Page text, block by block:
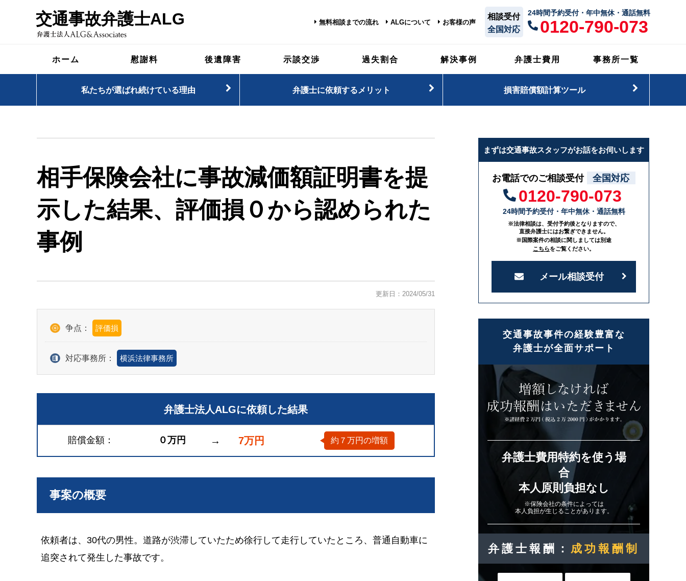
交通事故弁護士ALG 無料相談までの流れ ALGについて お客様の声
相談受付
全国対応
24時間予約受付・年中無休・通話無料
0120-790-073
ホーム 慰謝料 後遺障害 示談交渉 過失割合 解決事例 弁護士費用 事務所一覧
私たちが選ばれ続けている理由 弁護士に依頼するメリット 損害賠償額計算ツール
相手保険会社に事故減価額証明書を提
示した結果、評価損０から認められた
事例
更新日：2024/05/31
争点： 評価損
対応事務所： 横浜法律事務所
弁護士法人ALGに依頼した結果
賠償金額 ０万円 → 7万円 約７万円の増額
事案の概要
依頼者は、30代の男性。道路が渋滞していたため徐行して走行していたところ、普通自動車に
追突されて発生した事故です。
まずは交通事故スタッフがお話をお伺いします
お電話でのご相談受付 全国対応
0120-790-073
24時間予約受付・年中無休・通話無料
※法律相談は、受付予約後となりますので、
直接弁護士にはお繋ぎできません。
※国際案件の相談に関しましては別途
こちらをご覧ください。
メール相談受付
交通事故事件の経験豊富な
弁護士が全面サポート
弁護士費用特約を使う場
合
本人原則負担なし
※保険会社の条件によっては
本人負担が生じることがあります。
弁護士報酬： 成功報酬制